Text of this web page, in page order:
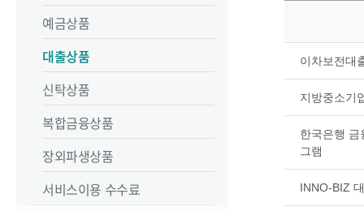
예금상품
대출상품
신탁상품
복합금융상품
장외파생상품
서비스이용 수수료
이차보전대
지방중소기
한국은행 금
그램
INNO-BIZ